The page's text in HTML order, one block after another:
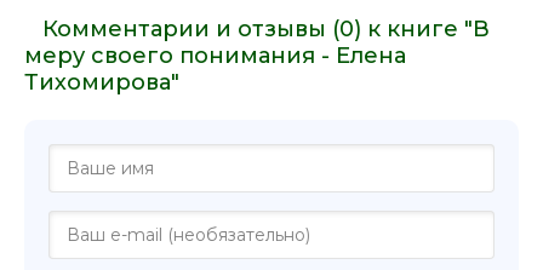
Комментарии и отзывы (0) к книге "В
меру своего понимания - Елена
Тихомирова"